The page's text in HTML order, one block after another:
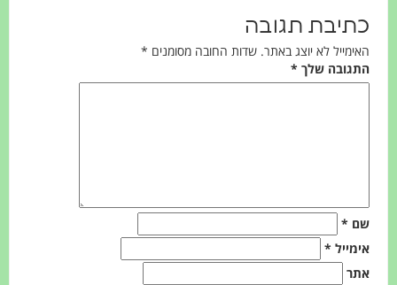
כתיבת תגובה
האימייל לא יוצג באתר. שדות החובה מסומנים*
התגובה שלך*
*
אימייל*